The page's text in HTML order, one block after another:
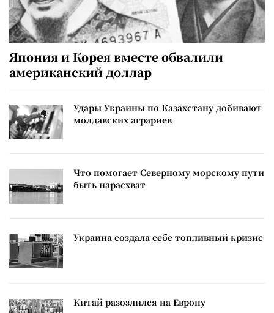
Япония и Корея вместе обвалили
американский доллар
Удары Украины по Казахстану добивают
молдавских аграриев
Что помогает Северному морскому пути
быть нарасхват
Украина создала себе топливный кризис
Китай разозлился на Европу